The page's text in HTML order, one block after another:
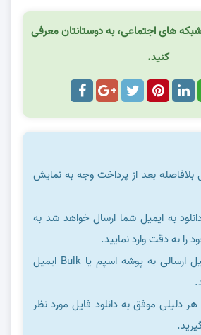
های اجتماعی، به دوستانتان معرفی
کنید.
بلافاصله بعد از پرداخت وجه به نمایش
به ایمیل شما ارسال خواهد شد به
را به دقت وارد نمایید.
ممکن است ایمیل ارسالی به پوشه اسپم یا Bulk ایمیل
دلیلی موفق به دانلود فایل مورد نظر